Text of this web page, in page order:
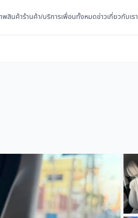
พสินค้าร้านค้า/บริการเพื่อนทั้งหมดข่าวเกี่ยวกับเรา